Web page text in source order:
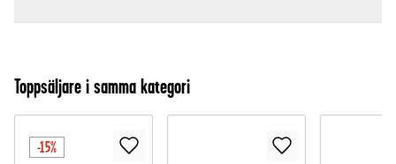
Toppsäljare i samma kategori
-15%